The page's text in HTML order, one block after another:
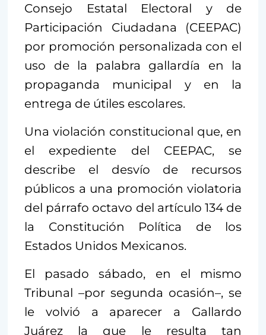
Consejo Estatal Electoral y de
Participación Ciudadana (CEEPAC)
por promoción personalizada con el
uso de la palabra gallardía en la
propaganda municipal y en la
entrega de útiles escolares.
Una violación constitucional que, en
el expediente del CEEPAC, se
describe el desvío de recursos
públicos a una promoción violatoria
del párrafo octavo del artículo 134 de
la Constitución Política de los
Estados Unidos Mexicanos.
El pasado sábado, en el mismo
Tribunal –por segunda ocasión–, se
le volvió a aparecer a Gallardo
Juárez la que le resulta tan